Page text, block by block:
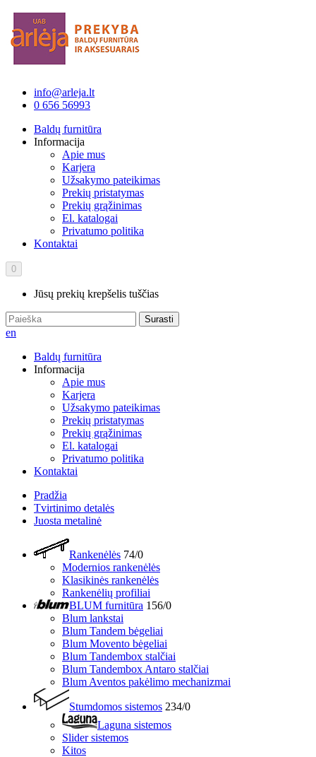
info@arleja.lt
0 656 56993
Baldų furnitūra
Informacija
Apie mus
Karjera
Užsakymo pateikimas
Prekių pristatymas
Prekių grąžinimas
El. katalogai
Privatumo politika
Kontaktai
0
Jūsų prekių krepšelis tuščias
Surasti
en
Baldų furnitūra
Informacija
Apie mus
Karjera
Užsakymo pateikimas
Prekių pristatymas
Prekių grąžinimas
El. katalogai
Privatumo politika
Kontaktai
Pradžia
Tvirtinimo detalės
Juosta metalinė
Rankenėlės 74/0
Modernios rankenėlės
Klasikinės rankenėlės
Rankenėlių profiliai
BLUM furnitūra 156/0
Blum lankstai
Blum Tandem bėgeliai
Blum Movento bėgeliai
Blum Tandembox stalčiai
Blum Tandembox Antaro stalčiai
Blum Aventos pakėlimo mechanizmai
Stumdomos sistemos 234/0
Laguna sistemos
Slider sistemos
Kitos